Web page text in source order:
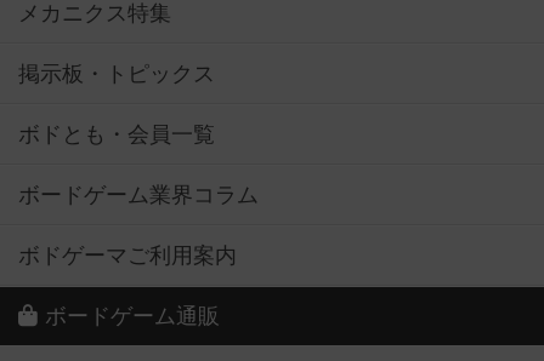
メカニクス特集
掲示板・トピックス
ボドとも・会員一覧
ボードゲーム業界コラム
ボドゲーマご利用案内
ボードゲーム通販